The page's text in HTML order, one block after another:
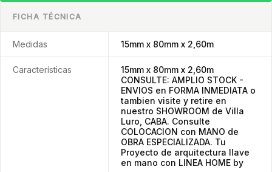
FICHA TÉCNICA
Medidas 15mm x 80mm x 2,60m
Características
15mm x 80mm x 2,60m
CONSULTE: AMPLIO STOCK -
ENVIOS en FORMA INMEDIATA o
tambien visite y retire en
nuestro SHOWROOM de Villa
Luro, CABA. Consulte
COLOCACION con MANO de
OBRA ESPECIALIZADA. Tu
Proyecto de arquitectura llave
en mano con LINEA HOME by